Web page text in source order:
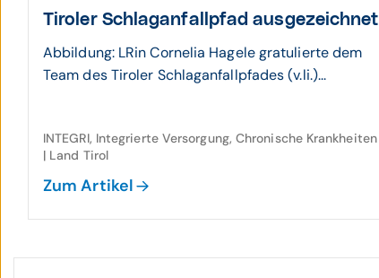
Tiroler Schlag­an­fall­pfad ausgezeichnet
Abbildung: LRin Cornelia Hagele gratulierte dem
Team des Tiroler Schlaganfallpfades (v.li.)...
INTEGRI, Integrierte Versorgung, Chronische Krankheiten
| Land Tirol
Zum Artikel